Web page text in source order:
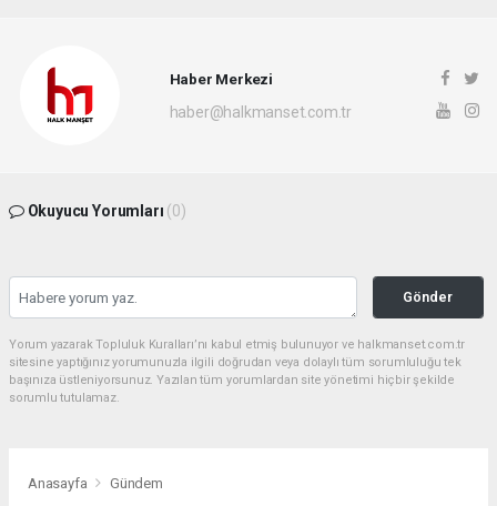
Haber Merkezi
haber@halkmanset.com.tr
Okuyucu Yorumları (0)
Gönder
Yorum yazarak Topluluk Kuralları’nı kabul etmiş bulunuyor ve halkmanset.com.tr
sitesine yaptığınız yorumunuzla ilgili doğrudan veya dolaylı tüm sorumluluğu tek
başınıza üstleniyorsunuz. Yazılan tüm yorumlardan site yönetimi hiçbir şekilde
sorumlu tutulamaz.
Anasayfa Gündem